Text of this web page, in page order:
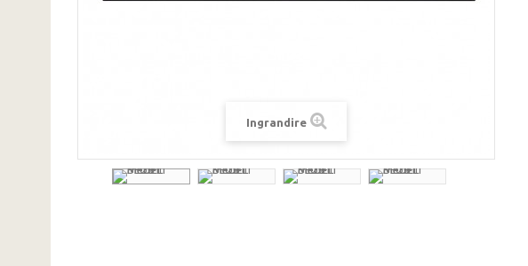
Ingrandire